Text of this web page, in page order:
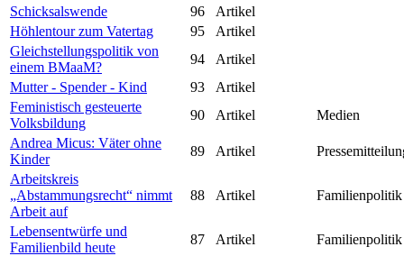
Schicksalswende
96
Artikel
Höhlentour zum Vatertag
95
Artikel
Gleichstellungspolitik von
einem BMaaM?
94
Artikel
Mutter - Spender - Kind
93
Artikel
Feministisch gesteuerte
Volksbildung
90 Artikel
Medien
Andrea Micus: Väter ohne
Kinder
89 Artikel
Arbeitskreis
„Abstammungsrecht“ nimmt
Arbeit auf
88 Artikel Familienpolitik
Lebensentwürfe und
Familienbild heute
87 Artikel
Familienpolitik